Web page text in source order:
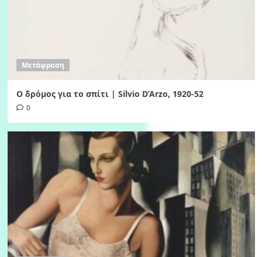
Μετάφραση
Ο δρόμος για το σπίτι | Silvio D’Arzo, 1920-52
0